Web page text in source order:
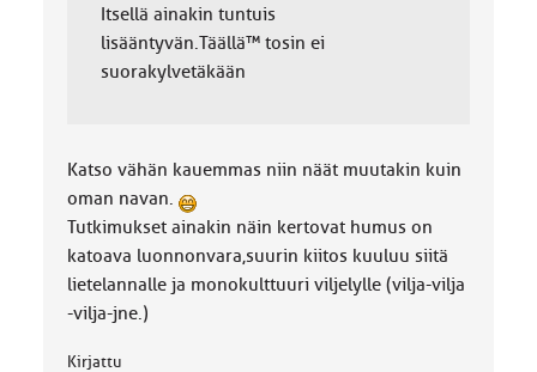
Itsellä ainakin tuntuis
lisääntyvän.Täällä™ tosin ei
suorakylvetäkään
Katso vähän kauemmas niin näät muutakin kuin
oman navan.
Tutkimukset ainakin näin kertovat humus on
katoava luonnonvara,suurin kiitos kuuluu siitä
lietelannalle ja monokulttuuri viljelylle (vilja-vilja
-vilja-jne.)
Kirjattu